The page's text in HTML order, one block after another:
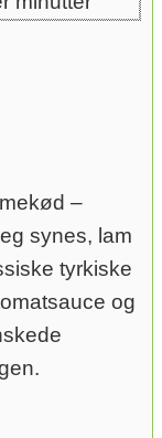
–
synes, lam
tyrkiske
og